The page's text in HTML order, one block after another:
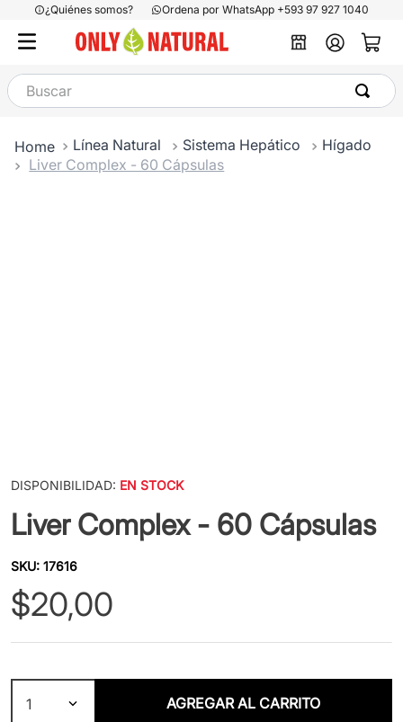
¿Quiénes somos? Ordena por WhatsApp +593 97 927 1040
Buscar
Línea Natural Sistema Hepático
Hígado
Liver Complex - 60 Cápsulas
DISPONIBILIDAD: EN STOCK
Liver Complex - 60 Cápsulas
SKU:17616
$20,00
1 AGREGAR AL CARRITO